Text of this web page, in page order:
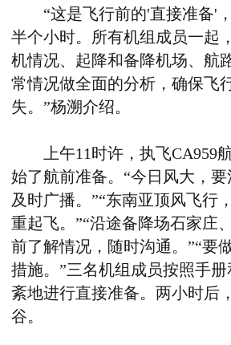
“这是飞行前的'直接准备'，
半个小时。所有机组成员一起
机情况、起降和备降机场、航
常情况做全面的分析，确保飞
失。”杨溯介绍。
上午11时许，执飞CA959
始了航前准备。“今日风大，要
及时广播。”“东南亚顶风飞行
重起飞。”“沿途备降场石家庄
前了解情况，随时沟通。”“要
措施。”三名机组成员按照手
紊地进行直接准备。两小时后
谷。